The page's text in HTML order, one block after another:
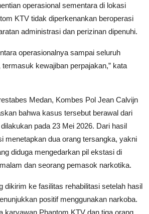
operasional sementara di lokasi
KTV tidak diperkenankan beroperasi
administrasi dan perizinan dipenuhi.
operasionalnya sampai seluruh
kewajiban perpajakan,” kata
Medan, Kombes Pol Jean Calvijn
bahwa kasus tersebut berawal dari
pada 23 Mei 2026. Dari hasil
menetapkan dua orang tersangka, yakni
diduga mengedarkan pil ekstasi di
dan seorang pemasok narkotika.
dikirim ke fasilitas rehabilitasi setelah hasil
positif menggunakan narkoba.
karyawan Phantom KTV dan tiga orang